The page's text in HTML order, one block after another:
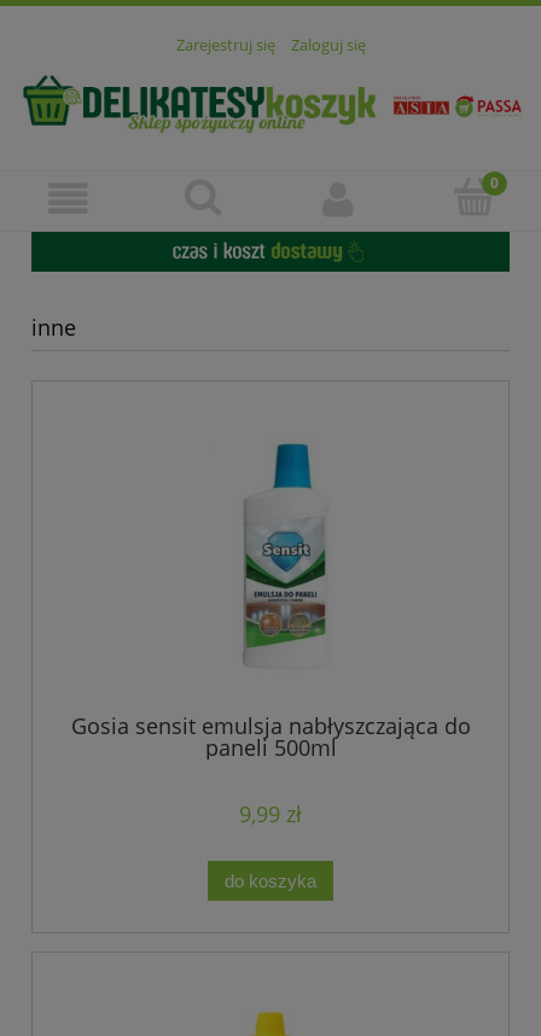
Zarejestruj się Zaloguj się
inne
Gosia sensit emulsja nabłyszczająca do
paneli 500ml
9,99 zł
do koszyka